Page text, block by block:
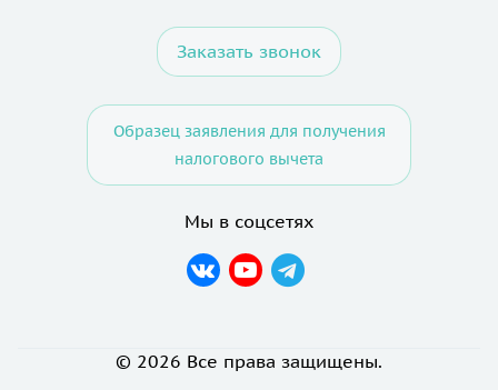
Заказать звонок
Образец заявления для получения
налогового вычета
Мы в соцсетях
© 2026 Все права защищены.